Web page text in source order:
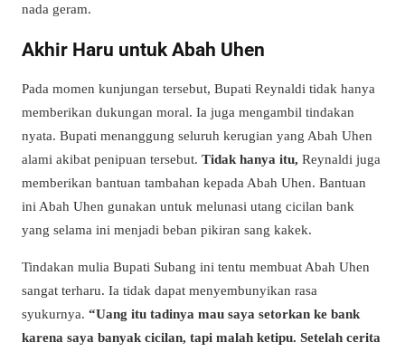
nada geram.
Akhir Haru untuk Abah Uhen
Pada momen kunjungan tersebut, Bupati Reynaldi tidak hanya
memberikan dukungan moral. Ia juga mengambil tindakan
nyata. Bupati menanggung seluruh kerugian yang Abah Uhen
alami akibat penipuan tersebut. Tidak hanya itu, Reynaldi juga
memberikan bantuan tambahan kepada Abah Uhen. Bantuan
ini Abah Uhen gunakan untuk melunasi utang cicilan bank
yang selama ini menjadi beban pikiran sang kakek.
Tindakan mulia Bupati Subang ini tentu membuat Abah Uhen
sangat terharu. Ia tidak dapat menyembunyikan rasa
syukurnya. “Uang itu tadinya mau saya setorkan ke bank
karena saya banyak cicilan, tapi malah ketipu. Setelah cerita